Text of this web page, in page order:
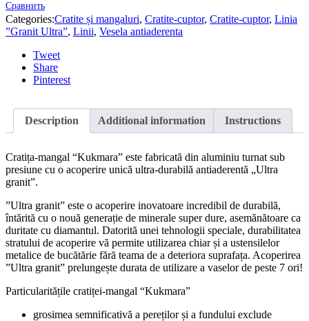
Сравнить
Categories:Cratite și mangaluri, Cratite-cuptor, Cratite-cuptor, Linia
”Granit Ultra”, Linii, Vesela antiaderenta
Tweet
Share
Pinterest
Description Additional information Instructions
Cratița-mangal “Kukmara” este fabricată din aluminiu turnat sub
presiune cu o acoperire unică ultra-durabilă antiaderentă „Ultra
granit”.
”Ultra granit” este o acoperire inovatoare incredibil de durabilă,
întărită cu o nouă generație de minerale super dure, asemănătoare ca
duritate cu diamantul. Datorită unei tehnologii speciale, durabilitatea
stratului de acoperire vă permite utilizarea chiar și a ustensilelor
metalice de bucătărie fără teama de a deteriora suprafața. Acoperirea
”Ultra granit” prelungește durata de utilizare a vaselor de peste 7 ori!
Particularitățile cratiței-mangal “Kukmara”
grosimea semnificativă a pereților și a fundului exclude